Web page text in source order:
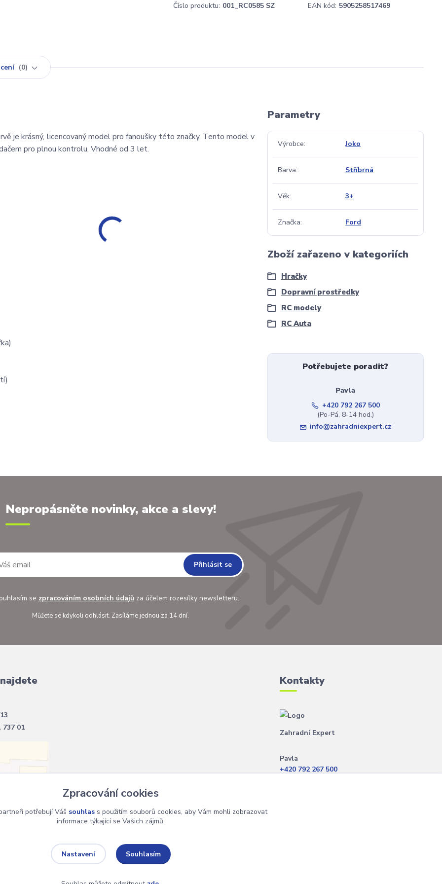
Číslo produktu: 001_RC0585 SZ EAN kód: 5905258517469
0
je krásný, licencovaný model pro fanoušky této značky. Tento model v
pro plnou kontrolu. Vhodné od 3 let.
Parametry
Výrobce Joko
Barva Stříbrná
Věk 3+
Značka Ford
Zboží zařazeno v kategoriích
Hračky
Dopravní prostředky
RC modely
RC Auta
Potřebujete poradit?
Pavla
+420 792 267 500
(Po-Pá, 8-14 hod.)
info@zahradniexpert.cz
Nepropásněte novinky, akce a slevy!
Přihlásit se
se zpracováním osobních údajůza účelem rozesílky newsletteru.
Můžete se kdykoli odhlásit. Zasíláme jednou za 14 dní.
737 01
Kontakty
Zahradní Expert
Pavla
+420 792 267 500
Zpracování cookies
potřebují Váš souhlass použitím souborů cookies, aby Vám mohli zobrazovat
informace týkající se Vašich zájmů.
Nastavení Souhlasím